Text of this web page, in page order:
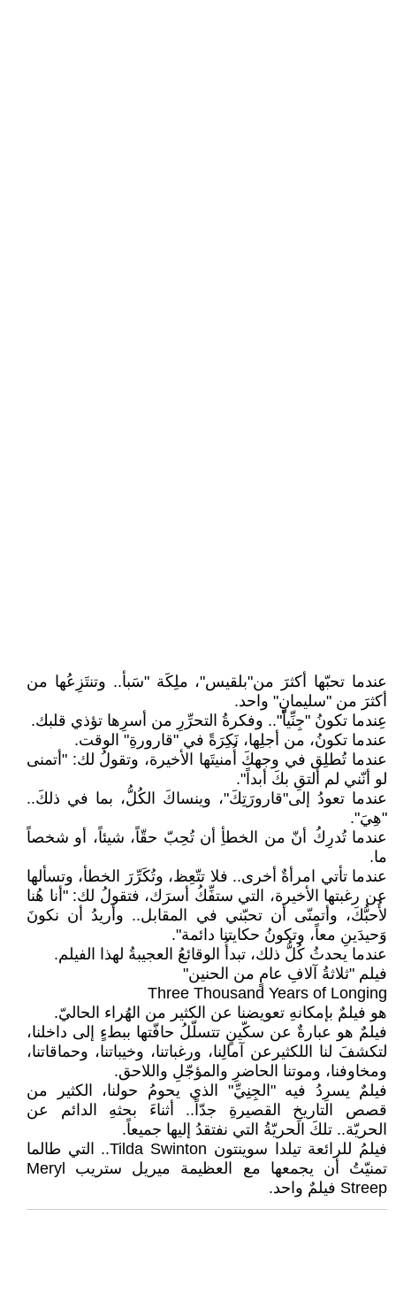
عندما تحبّها أكثرَ من"بلقيس"، ملِكَة "سَبأ.. وتنتَزِعُها من
أكثرَ من "سليمانٍ" واحد.
عِندما تكونُ "جِنِّياً".. وفكرةُ التحرِّرِ من أسرِها تؤذي قلبك.
عندما تكونُ، من أجلِها، نَكِرَةً في "قارورةِ" الوقت.
عندما تُطلِق في وجهكَ أُمنيتَها الأخيرة، وتقولُ لك: "أتمنى
لو أنّني لم ألتقِ بكَ أبداً".
عندما تعودُ إلى"قارورَتِكَ"، وينساكَ الكُلُّ، بما في ذلكَ..
"هِيَ".
عندما تُدرِكُ أنّ من الخطأِ أن تُحِبّ حقّاً، شيئاً، أو شخصاً
ما.
عندما تأتي امرأةٌ أخرى.. فلا تتّعِظ، وتُكَرِّرَ الخطأ، وتسألها
عن رغبتها الأخيرة، التي ستفِّكُ أسرَك، فتقولُ لك: "أنا هُنا
لأُحبُّكَ، وأتمنّى أن تحبّني في المقابل.. وأريدُ أن نكونَ
وَحيدَينِ معاً، وتكونُ حكايتنا دائمة".
عندما يحدثُ كُلُّ ذلك، تبدأُ الوقائعُ العجيبةُ لهذا الفيلم.
فيلم "ثلاثةُ آلافِ عامٍ من الحنين"
Three Thousand Years of Longing
هو فيلمٌ بإمكانهِ تعويضنا عن الكثير من الهُراء الحاليّ.
فيلمٌ هو عبارةٌ عن سكّينٍ تتسلّلُ حافّتها ببطءٍ إلى داخلنا،
لتكشفَ لنا اللكثيرعن آمالِنا، ورغباتنا، وخيباتنا، وحماقاتنا،
ومخاوفنا، وموتنا الحاضرِ والمؤجّلِ واللاحق.
فيلمٌ يسرِدُ فيه "الجِنِيِّ" الذي يحومُ حولنا، الكثير من
قصص التاريخِ القصيرةِ جدّاً.. أثناءَ بحثهِ الدائم عن
الحريّة.. تلكَ الحريّةُ التي نفتقدُ إليها جميعاً.
فيلمُ للرائعة تيلدا سوينتون Tilda Swinton.. التي طالما
تمنيّتُ أن يجمعها مع العظيمة ميريل ستريب Meryl
Streep فيلمٌ واحد.